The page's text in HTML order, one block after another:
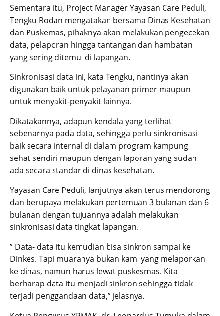
Sementara itu, Project Manager Yayasan Care Peduli,
Tengku Rodan mengatakan bersama Dinas Kesehatan
dan Puskemas, pihaknya akan melakukan pengecekan
data, pelaporan hingga tantangan dan hambatan
yang sering ditemui di lapangan.
Sinkronisasi data ini, kata Tengku, nantinya akan
digunakan baik untuk pelayanan primer maupun
untuk menyakit-penyakit lainnya.
Dikatakannya, adapun kendala yang terlihat
sebenarnya pada data, sehingga perlu sinkronisasi
baik secara internal di dalam program kampung
sehat sendiri maupun dengan laporan yang sudah
ada secara standar di dinas kesehatan.
Yayasan Care Peduli, lanjutnya akan terus mendorong
dan berupaya melakukan pertemuan 3 bulanan dan 6
bulanan dengan tujuannya adalah melakukan
sinkronisasi data tingkat lapangan.
” Data- data itu kemudian bisa sinkron sampai ke
Dinkes. Tapi muaranya bukan kami yang melaporkan
ke dinas, namun harus lewat puskesmas. Kita
berharap data itu menjadi sinkron sehingga tidak
terjadi penggandaan data,” jelasnya.